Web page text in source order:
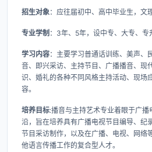
招生对象：应往届初中、高中毕业生，文
专业学制 ：3年、5年，设中专、大专、专
学习内容：主要学习普通话训练、美声、
音、即兴采访、主持节目、广播播音、现
识、婚礼的各种不同风格主持活动、现场
容。
培养目标:播音与主持艺术专业着眼于广
沿，旨在培养具有广播电视节目编导、纪
节目采访制作，以及在广播、电视、网络
他语言传播工作的复合型人才。